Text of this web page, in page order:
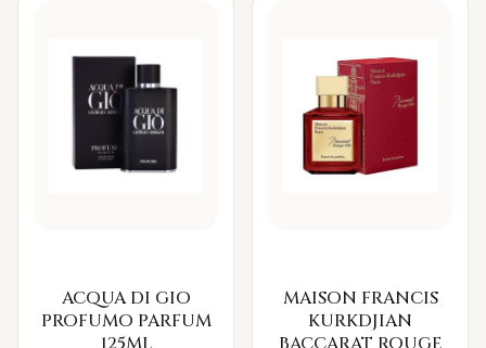
ACQUA DI GIO
PROFUMO PARFUM
MAISON FRANCIS
KURKDJIAN